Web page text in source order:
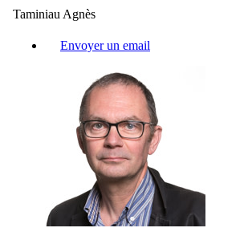
Taminiau Agnès
Envoyer un email